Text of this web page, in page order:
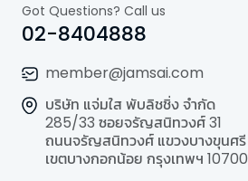
Got Questions? Call us
02-8404888
member@jamsai.com
บริษัท แจ่มใส พับลิชชิ่ง จำกัด
285/33 ซอยจรัญสนิทวงศ์ 31
ถนนจรัญสนิทวงศ์ แขวงบางขุนศรี
เขตบางกอกน้อย กรุงเทพฯ 10700